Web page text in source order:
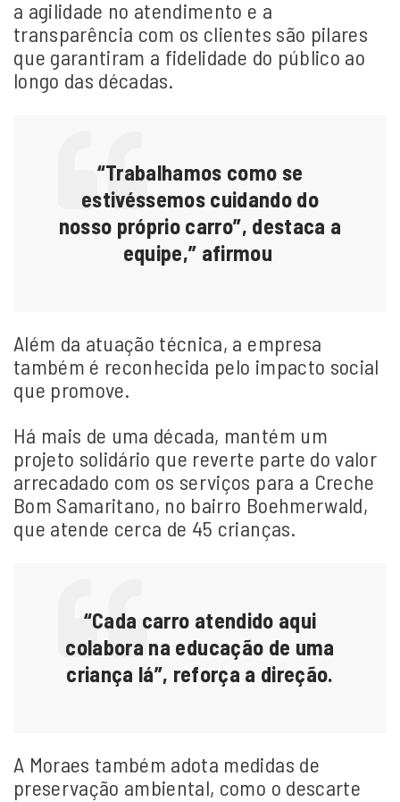
a agilidade no atendimento e a
transparência com os clientes são pilares
que garantiram a fidelidade do público ao
longo das décadas.
“Trabalhamos como se
estivéssemos cuidando do
nosso próprio carro”, destaca a
equipe,” afirmou
Além da atuação técnica, a empresa
também é reconhecida pelo impacto social
que promove.
Há mais de uma década, mantém um
projeto solidário que reverte parte do valor
arrecadado com os serviços para a Creche
Bom Samaritano, no bairro Boehmerwald,
que atende cerca de 45 crianças.
“Cada carro atendido aqui
colabora na educação de uma
criança lá”, reforça a direção.
A Moraes também adota medidas de
preservação ambiental, como o descarte